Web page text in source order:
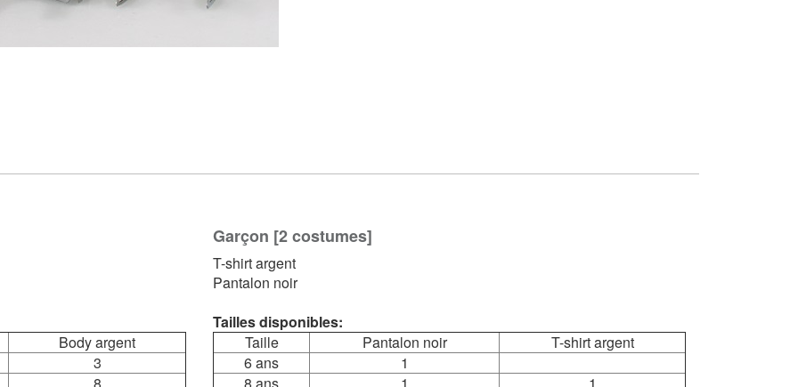
Body argent
3
8
Garçon [2 costumes]
T-shirt argent
Pantalon noir
Tailles disponibles:
Taille
Pantalon noir
T-shirt argent
6 ans
1
8 ans
1
1